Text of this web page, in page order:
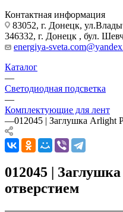
Контактная информация
83052, г. Донецк,
346332, г. Донецк , бул.
energiya-
Каталог
—
Светодиодная подсветка
—
Комплектующие для лент
—012045 | Заглушка Arlight
012045 |
отверстием